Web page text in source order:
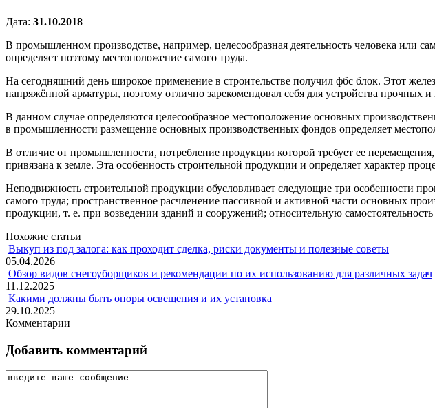
Дата: 31.10.2018
В промышленном производстве, например, целесообразная деятельность человека или
определяет поэтому местоположение самого труда.
На сегодняшний день широкое применение в строительстве получил фбс блок. Этот
напряжённой арматуры, поэтому отлично зарекомендовал себя для устройства
В данном случае определяются целесообразное местоположение основных
в промышленности размещение основных производственных фондов определяет
В отличие от промышленности, потребление продукции которой требует ее
привязана к земле. Эта особенность строительной продукции и определяет характер
Неподвижность строительной продукции обусловливает следующие три особенности
самого труда; пространственное расчленение пассивной и активной части основных
продукции, т. е. при возведении зданий и сооружений; относительную
Похожие статьи
Выкуп из под залога: как проходит сделка, риски документы и полезные советы
05.04.2026
Обзор видов снегоуборщиков и рекомендации по их использованию для различных задач
11.12.2025
Какими должны быть опоры освещения и их установка
29.10.2025
Комментарии
Добавить комментарий